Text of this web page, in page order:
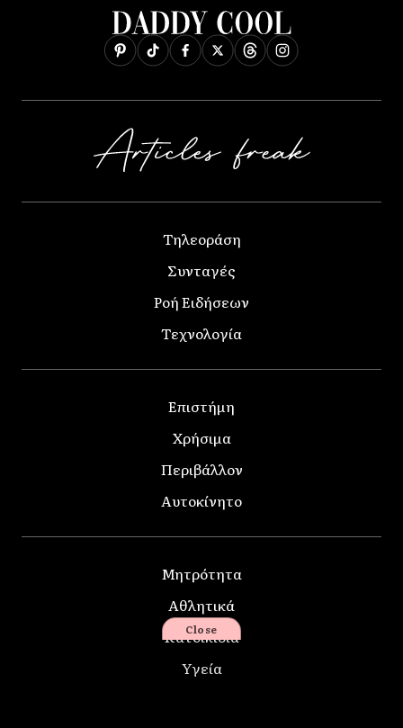
Τηλεοράση
Συνταγές
Ροή Ειδήσεων
Τεχνολογία
Επιστήμη
Χρήσιμα
Περιβάλλον
Αυτοκίνητο
Μητρότητα
Αθλητικά
Κατοικίδια
Υγεία
Close